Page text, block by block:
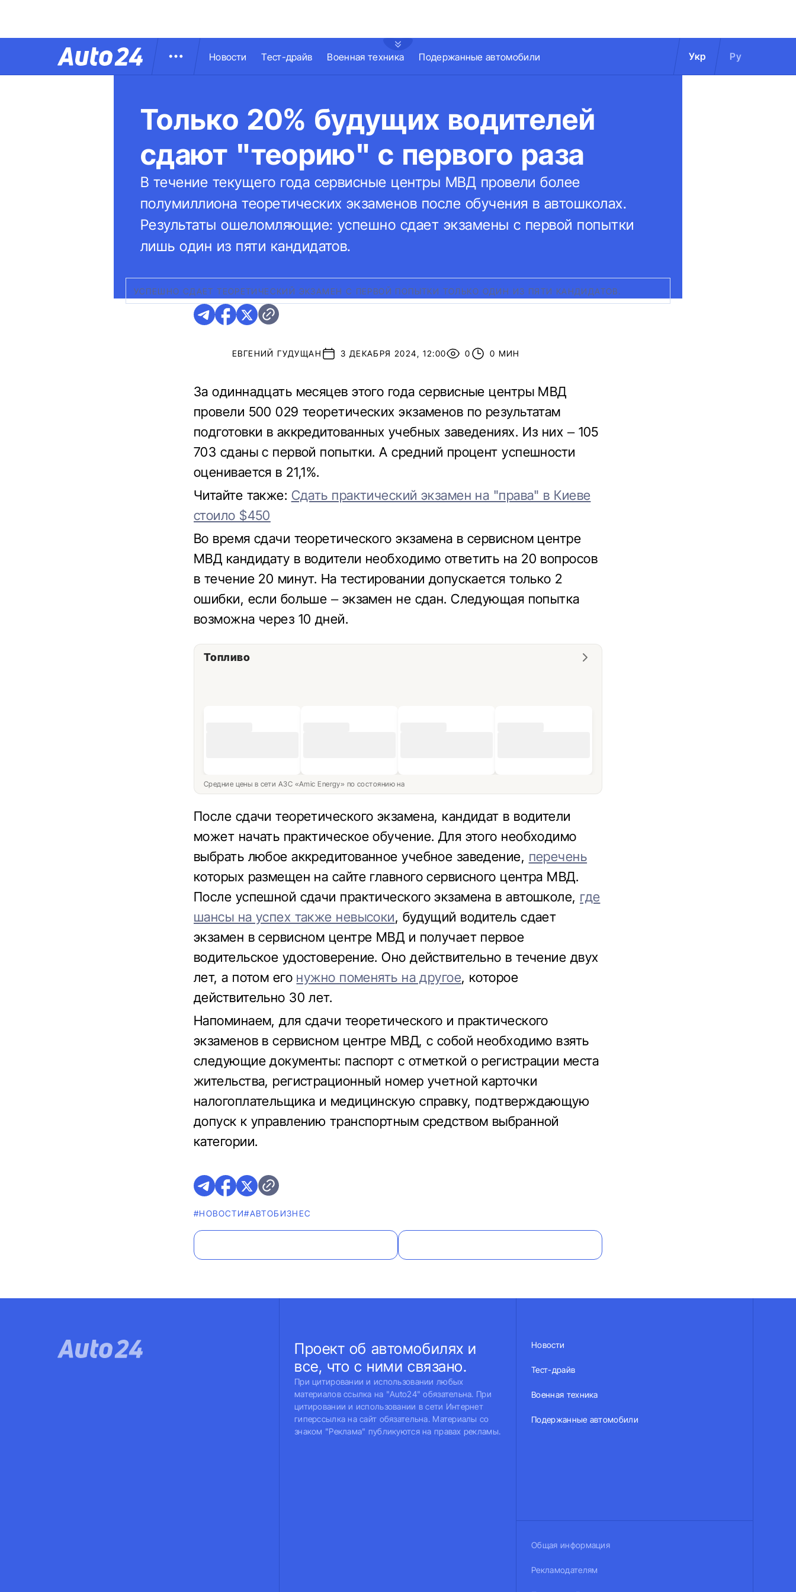
Новости Тест-драйв Военная техника Подержанные автомобили Укр Ру
Только 20% будущих водителей
сдают "теорию" с первого раза
В течение текущего года сервисные центры МВД провели более
полумиллиона теоретических экзаменов после обучения в автошколах.
Результаты ошеломляющие: успешно сдает экзамены с первой попытки
лишь один из пяти кандидатов.
УСПЕШНО СДАЕТ ТЕОРЕТИЧЕСКИЙ ЭКЗАМЕН С ПЕРВОЙ ПОПЫТКИ ТОЛЬКО ОДИН ИЗ ПЯТИ КАНДИДАТОВ.
ЕВГЕНИЙ ГУДУЩАН 3 ДЕКАБРЯ 2024, 12:00 0 0 МИН
За одиннадцать месяцев этого года сервисные центры МВД
провели 500 029 теоретических экзаменов по результатам
подготовки в аккредитованных учебных заведениях. Из них – 105
703 сданы с первой попытки. А средний процент успешности
оценивается в 21,1%.
Читайте также: Сдать практический экзамен на "права" в Киеве
стоило $450
Во время сдачи теоретического экзамена в сервисном центре
МВД кандидату в водители необходимо ответить на 20 вопросов
в течение 20 минут. На тестировании допускается только 2
ошибки, если больше – экзамен не сдан. Следующая попытка
возможна через 10 дней.
Топливо
Средние цены в сети АЗС «Amic Energy» по состоянию на
После сдачи теоретического экзамена, кандидат в водители
может начать практическое обучение. Для этого необходимо
выбрать любое аккредитованное учебное заведение, перечень
которых размещен на сайте главного сервисного центра МВД.
После успешной сдачи практического экзамена в автошколе, где
шансы на успех также невысоки, будущий водитель сдает
экзамен в сервисном центре МВД и получает первое
водительское удостоверение. Оно действительно в течение двух
лет, а потом его нужно поменять на другое, которое
действительно 30 лет.
Напоминаем, для сдачи теоретического и практического
экзаменов в сервисном центре МВД, с собой необходимо взять
следующие документы: паспорт с отметкой о регистрации места
жительства, регистрационный номер учетной карточки
налогоплательщика и медицинскую справку, подтверждающую
допуск к управлению транспортным средством выбранной
категории.
#НОВОСТИ#AВТОБИЗНЕС
Проект об автомобилях и
все, что с ними связано.
При цитировании и использовании любых
материалов ссылка на "Auto24" обязательна. При
цитировании и использовании в сети Интернет
гиперссылка на сайт обязательна. Материалы со
знаком "Реклама" публикуются на правах рекламы.
Новости
Тест-драйв
Военная техника
Подержанные автомобили
Общая информация
Рекламодателям